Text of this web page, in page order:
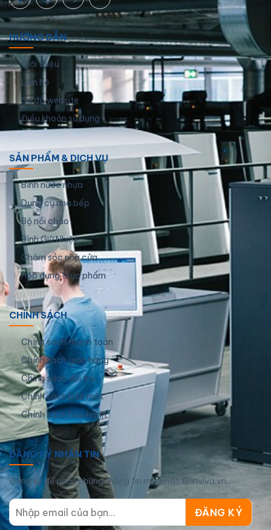
HƯỚNG DẪN
Giới thiệu
Liên hệ
Sơ đồ website
Điều khoản sử dụng
SẢN PHẨM & DỊCH VỤ
Bình nước nhựa
Dụng cụ nhà bếp
Bộ nồi chảo
Bình Giữ Nhiệt
Chăm sóc nhà cửa
Hộp đựng thực phẩm
CHÍNH SÁCH
Chính sách thanh toán
Chính sách giao hàng
Chính sách đổi trả
Chính sách bảo mật
Chính sách bảo hành
ĐĂNG KÝ NHẬN TIN
Đăng ký để nhận những thông tin mới nhất từ inviva.vn